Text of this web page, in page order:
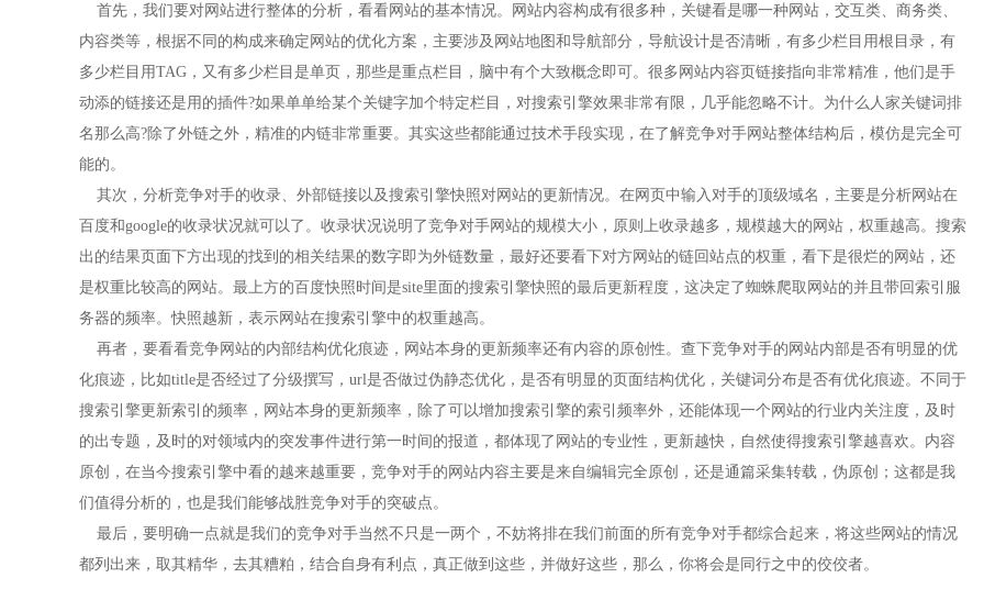
首先，我们要对网站进行整体的分析，看看网站的基本情况。网站内容构成有很多种，关键看是哪一种网站，交互类、商务类、
内容类等，根据不同的构成来确定网站的优化方案，主要涉及网站地图和导航部分，导航设计是否清晰，有多少栏目用根目录，有
多少栏目用TAG，又有多少栏目是单页，那些是重点栏目，脑中有个大致概念即可。很多网站内容页链接指向非常精准，他们是手
动添的链接还是用的插件?如果单单给某个关键字加个特定栏目，对搜索引擎效果非常有限，几乎能忽略不计。为什么人家关键词排
名那么高?除了外链之外，精准的内链非常重要。其实这些都能通过技术手段实现，在了解竞争对手网站整体结构后，模仿是完全可
能的。
其次，分析竞争对手的收录、外部链接以及搜索引擎快照对网站的更新情况。在网页中输入对手的顶级域名，主要是分析网站在
百度和google的收录状况就可以了。收录状况说明了竞争对手网站的规模大小，原则上收录越多，规模越大的网站，权重越高。搜索
出的结果页面下方出现的找到的相关结果的数字即为外链数量，最好还要看下对方网站的链回站点的权重，看下是很烂的网站，还
是权重比较高的网站。最上方的百度快照时间是site里面的搜索引擎快照的最后更新程度，这决定了蜘蛛爬取网站的并且带回索引服
务器的频率。快照越新，表示网站在搜索引擎中的权重越高。
再者，要看看竞争网站的内部结构优化痕迹，网站本身的更新频率还有内容的原创性。查下竞争对手的网站内部是否有明显的优
化痕迹，比如title是否经过了分级撰写，url是否做过伪静态优化，是否有明显的页面结构优化，关键词分布是否有优化痕迹。不同于
搜索引擎更新索引的频率，网站本身的更新频率，除了可以增加搜索引擎的索引频率外，还能体现一个网站的行业内关注度，及时
的出专题，及时的对领域内的突发事件进行第一时间的报道，都体现了网站的专业性，更新越快，自然使得搜索引擎越喜欢。内容
原创，在当今搜索引擎中看的越来越重要，竞争对手的网站内容主要是来自编辑完全原创，还是通篇采集转载，伪原创；这都是我
们值得分析的，也是我们能够战胜竞争对手的突破点。
最后，要明确一点就是我们的竞争对手当然不只是一两个，不妨将排在我们前面的所有竞争对手都综合起来，将这些网站的情况
都列出来，取其精华，去其糟粕，结合自身有利点，真正做到这些，并做好这些，那么，你将会是同行之中的佼佼者。